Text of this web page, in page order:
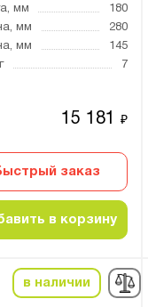
мм
180
мм
280
мм
145
7
15 181₽
заказ
в корзину
в наличии